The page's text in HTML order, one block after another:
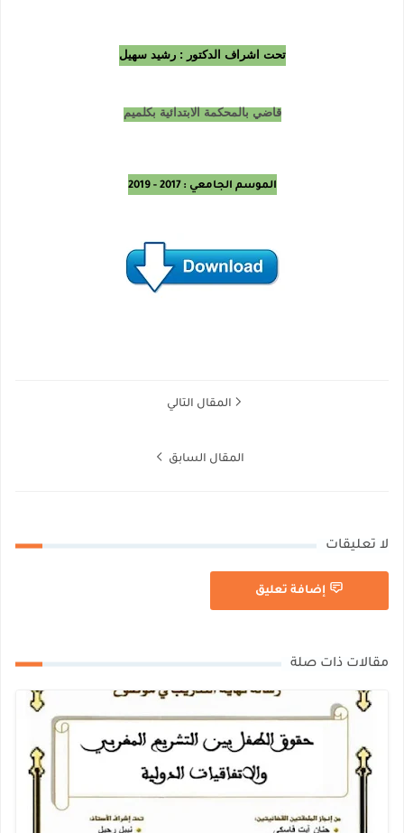
تحت اشراف الدكتور : رشيد سهيل
قاضي بالمحكمة الابتدائية بكلميم
الموسم الجامعي : 2017 - 2019
المقال التالي
المقال السابق
لا تعليقات
إضافة تعليق
مقالات ذات صلة